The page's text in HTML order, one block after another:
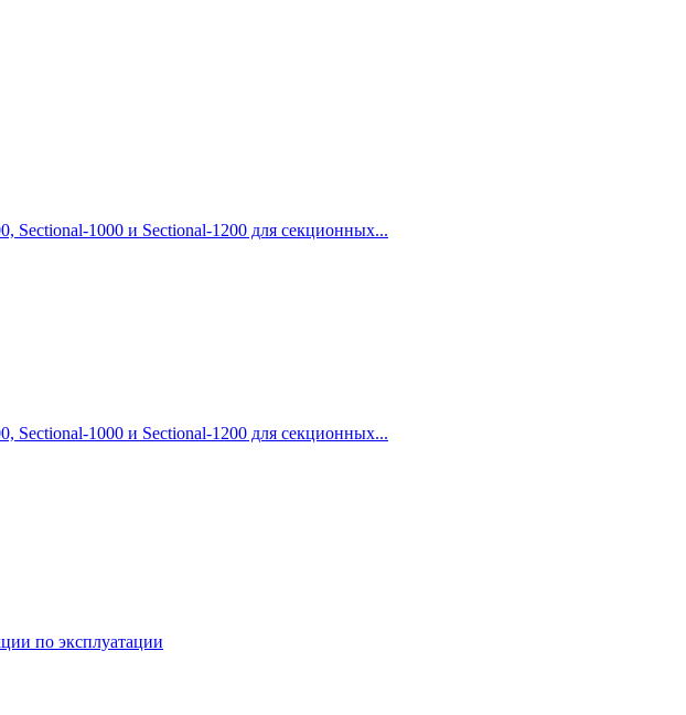
1000 и Sectional-1200 для секционных...
1000 и Sectional-1200 для секционных...
по эксплуатации